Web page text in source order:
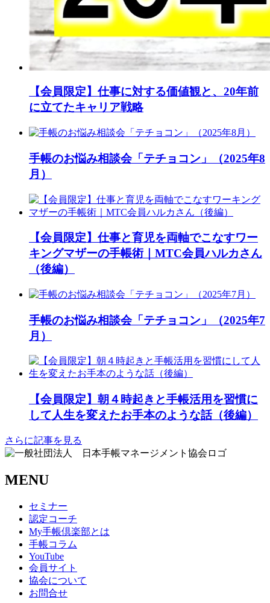
【会員限定】仕事に対する価値観と、20年前
に立てたキャリア戦略
手帳のお悩み相談会「テチョコン」（2025年8
月）
【会員限定】仕事と育児を両軸でこなすワー
キングマザーの手帳術｜MTC会員ハルカさん
（後編）
手帳のお悩み相談会「テチョコン」（2025年7
月）
【会員限定】朝４時起きと手帳活用を習慣に
して人生を変えたお手本のような話（後編）
さらに記事を見る
MENU
セミナー
認定コーチ
My手帳倶楽部とは
手帳コラム
YouTube
会員サイト
協会について
お問合せ